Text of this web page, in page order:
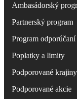
Ambasádorský
Partnerský program
Program odporúčaní
Poplatky a limity
Podporované krajiny
Podporované akcie